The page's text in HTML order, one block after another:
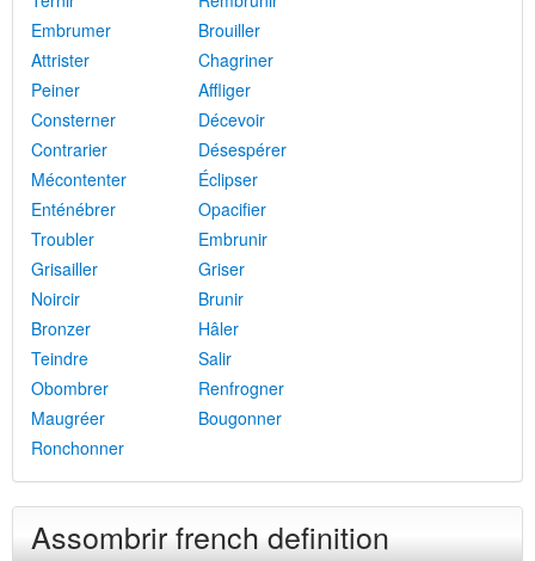
Embrumer
Brouiller
Attrister
Chagriner
Peiner
Affliger
Consterner
Décevoir
Contrarier
Désespérer
Mécontenter
Éclipser
Enténébrer
Opacifier
Troubler
Embrunir
Grisailler
Griser
Noircir
Brunir
Bronzer
Hâler
Teindre
Salir
Obombrer
Renfrogner
Maugréer
Bougonner
Ronchonner
Assombrir french definition